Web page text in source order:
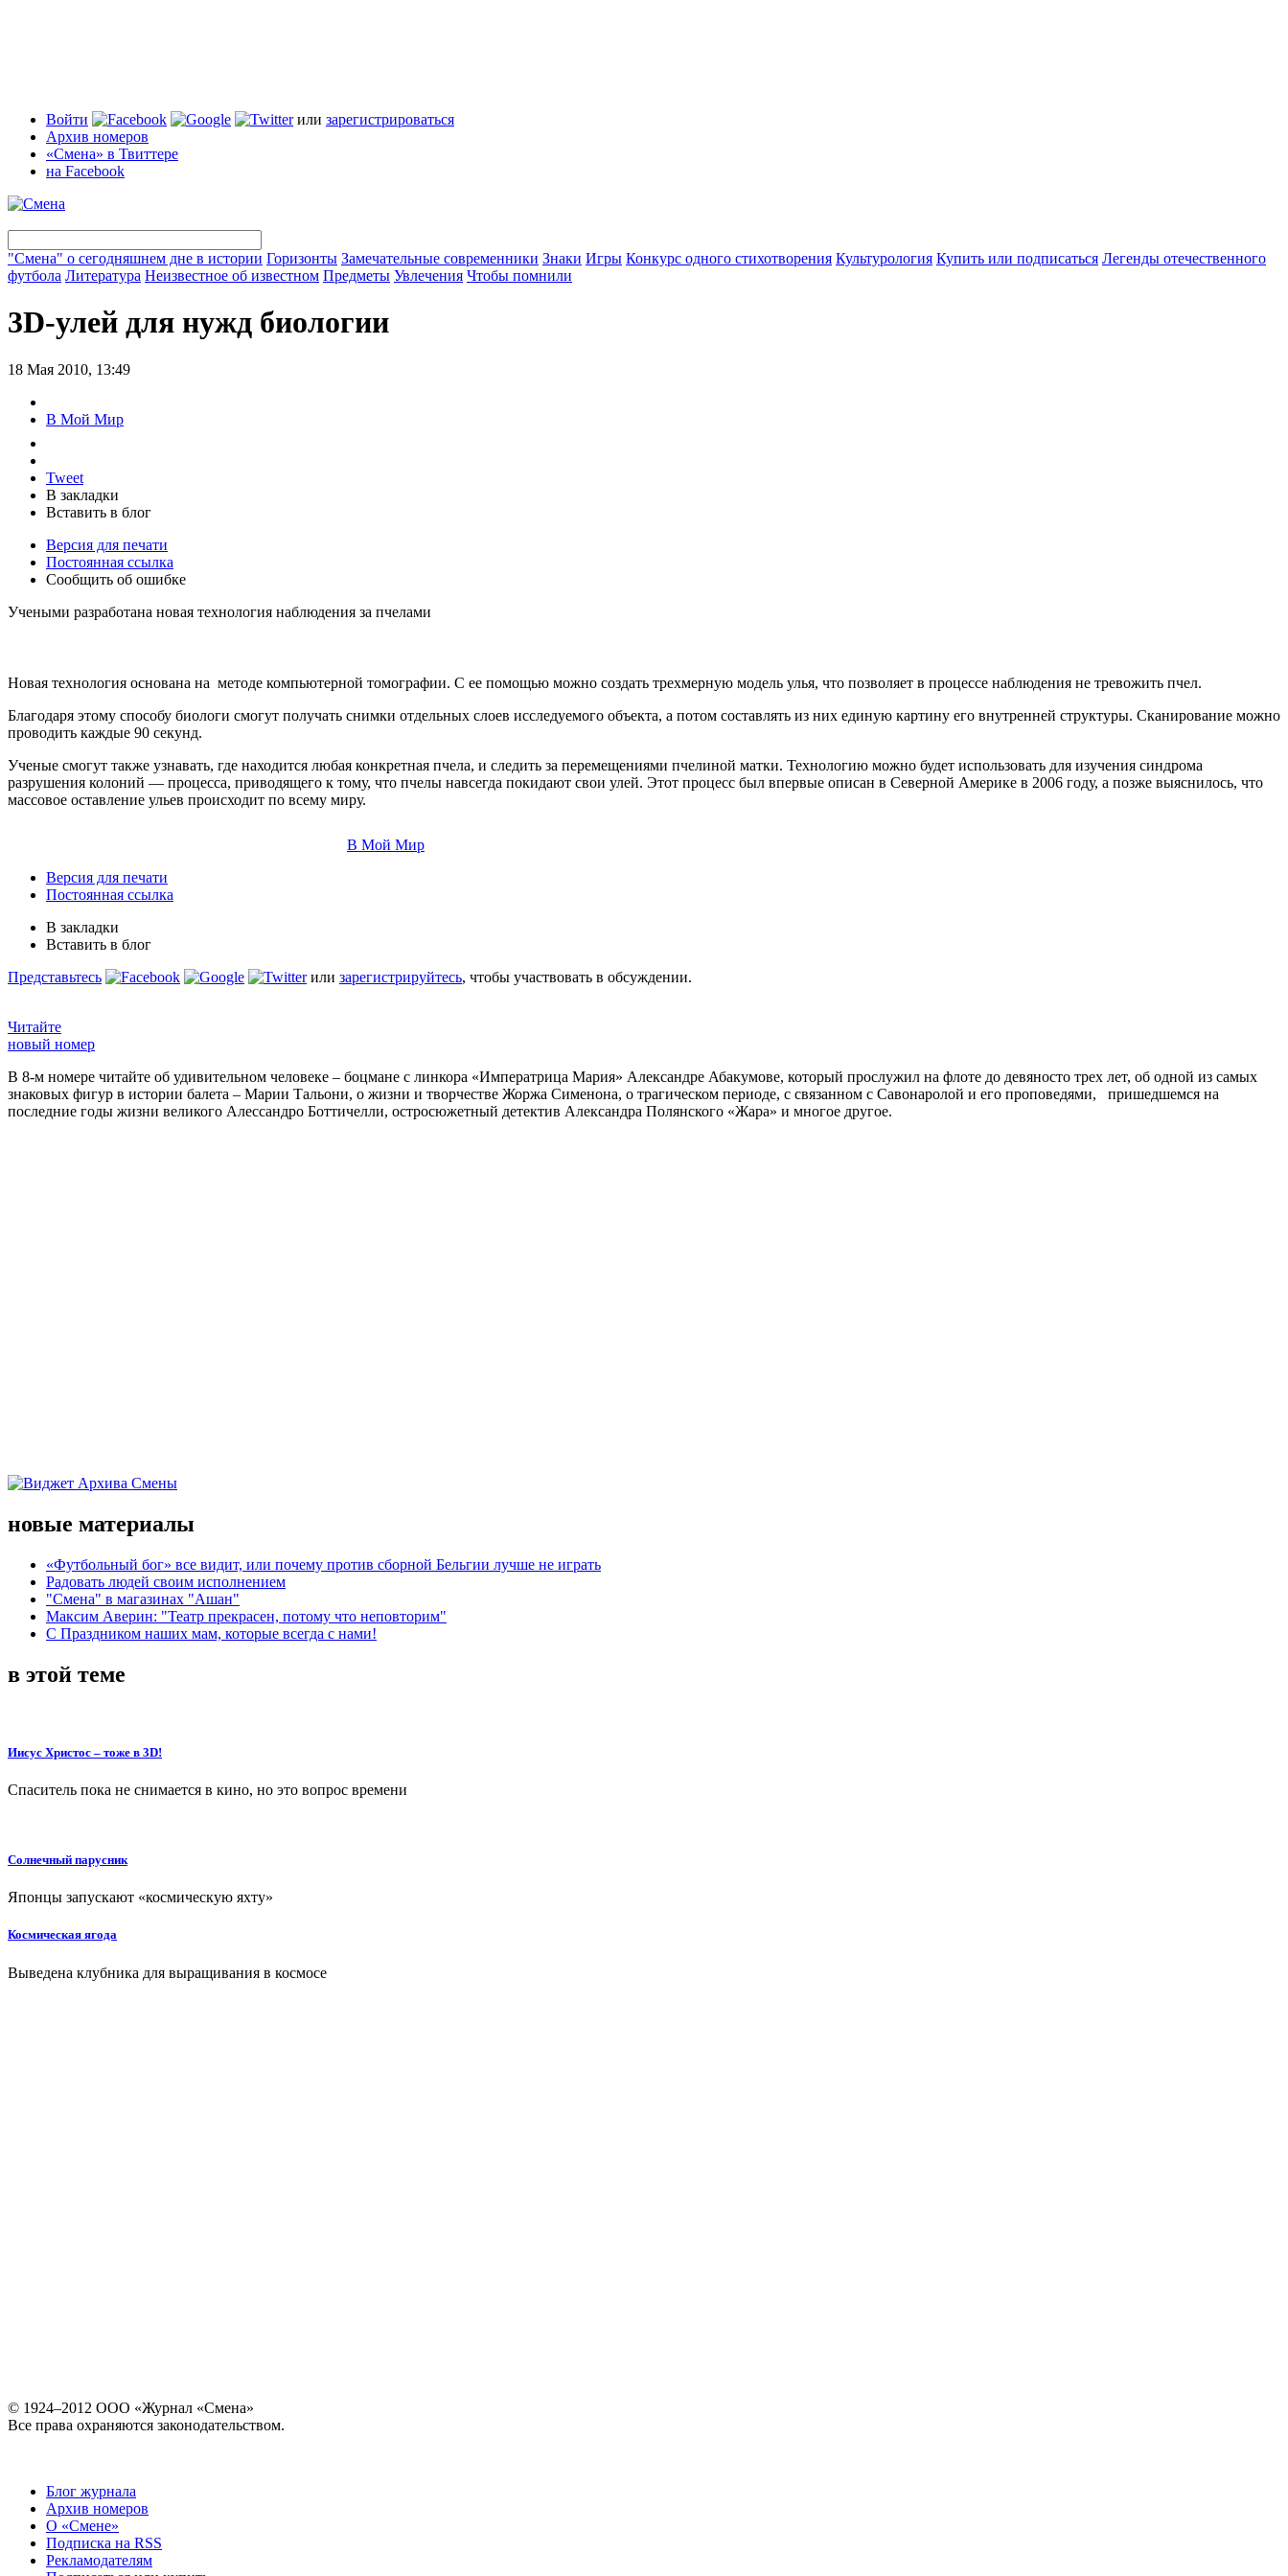
Войти или зарегистрироваться
Архив номеров
«Смена» в Твиттере
на Facebook
"Смена" о сегодняшнем дне в истории Горизонты Замечательные современники Знаки Игры Конкурс одного стихотворения Культурология Купить или подписаться Легенды отечественного
футбола Литература Неизвестное об известном Предметы Увлечения Чтобы помнили
3D-улей для нужд биологии
18 Мая 2010, 13:49
В Мой Мир
Tweet
В закладки
Вставить в блог
Версия для печати
Постоянная ссылка
Сообщить об ошибке
Учеными разработана новая технология наблюдения за пчелами
Новая технология основана на методе компьютерной томографии. C ее помощью можно создать трехмерную модель улья, что позволяет в процессе наблюдения не тревожить пчел.
Благодаря этому способу биологи смогут получать снимки отдельных слоев исследуемого объекта, а потом составлять из них единую картину его внутренней структуры. Сканирование можно
проводить каждые 90 секунд.
Ученые смогут также узнавать, где находится любая конкретная пчела, и следить за перемещениями пчелиной матки. Технологию можно будет использовать для изучения синдрома
разрушения колоний — процесса, приводящего к тому, что пчелы навсегда покидают свои улей. Этот процесс был впервые описан в Северной Америке в 2006 году, а позже выяснилось, что
массовое оставление ульев происходит по всему миру.
В Мой Мир
Версия для печати
Постоянная ссылка
В закладки
Вставить в блог
Представьтесь
или зарегистрируйтесь, чтобы участвовать в обсуждении.
Читайте
новый номер
В 8-м номере читайте об удивительном человеке – боцмане с линкора «Императрица Мария» Александре Абакумове, который прослужил на флоте до девяносто трех лет, об одной из самых
знаковых фигур в истории балета – Марии Тальони, о жизни и творчестве Жоржа Сименона, о трагическом периоде, с связанном с Савонаролой и его проповедями, пришедшемся на
последние годы жизни великого Алессандро Боттичелли, остросюжетный детектив Александра Полянского «Жара» и многое другое.
новые материалы
«Футбольный бог» все видит, или почему против сборной Бельгии лучше не играть
Радовать людей своим исполнением
"Смена" в магазинах "Ашан"
Максим Аверин: "Театр прекрасен, потому что неповторим"
С Праздником наших мам, которые всегда с нами!
в этой теме
Иисус Христос – тоже в 3D!
Спаситель пока не снимается в кино, но это вопрос времени
Солнечный парусник
Японцы запускают «космическую яхту»
Космическая ягода
Выведена клубника для выращивания в космосе
© 1924–2012 ООО «Журнал «Смена»
Все права охраняются законодательством.
Блог журнала
Архив номеров
О «Смене»
Подписка на RSS
Рекламодателям